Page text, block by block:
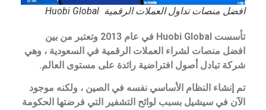
افضل منصات تداول العملات الرقمية Huobi Global
تأسست Huobi Global في عام 2013 وتعتبر من بين
افضل منصات لشراء العملات الرقمية في السعودية ، وهي
شركة تبادل أصول افتراضية رائدة على مستوى العالم.
تم إنشاء النظام الأساسي نفسه في الصين ، ولكنه موجود
الآن في سيشيل بسبب لوائح التشفير التي فرضتها الحكومة